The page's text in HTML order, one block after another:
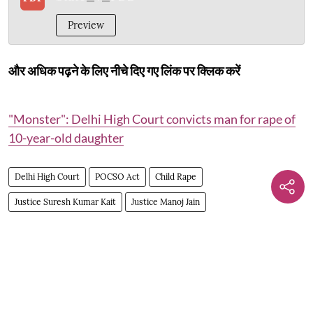
Preview
और अधिक पढ़ने के लिए नीचे दिए गए लिंक पर क्लिक करें
"Monster": Delhi High Court convicts man for rape of
10-year-old daughter
Delhi High Court POCSO Act Child Rape
Justice Suresh Kumar Kait Justice Manoj Jain